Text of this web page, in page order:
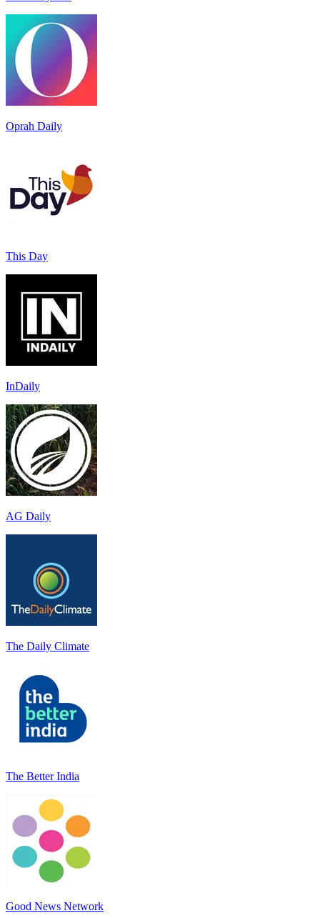
Oprah Daily
This Day
InDaily
AG Daily
The Daily Climate
The Better India
Good News Network